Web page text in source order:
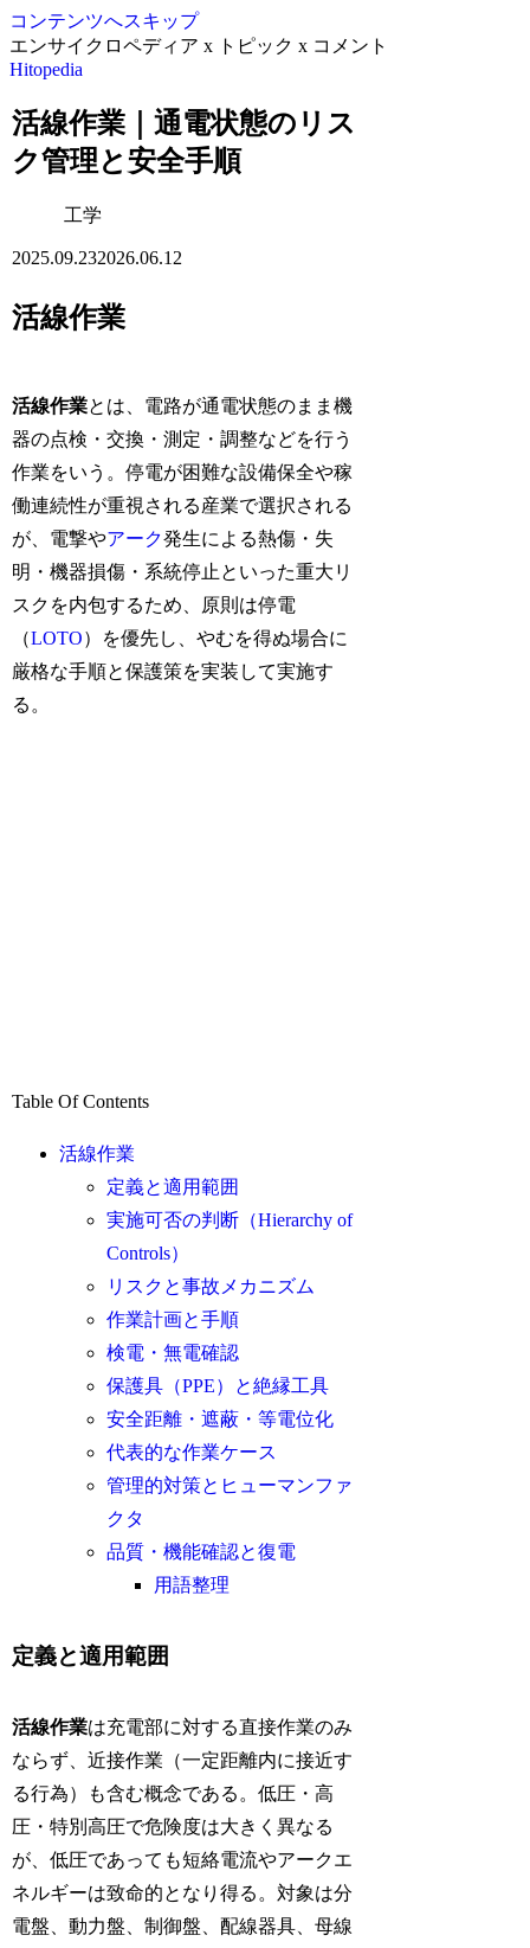
コンテンツへスキップ
エンサイクロペディア x トピック x コメント
Hitopedia
活線作業｜通電状態のリス
ク管理と安全手順
工学
2025.09.232026.06.12
活線作業
活線作業とは、電路が通電状態のまま機
器の点検・交換・測定・調整などを行う
作業をいう。停電が困難な設備保全や稼
働連続性が重視される産業で選択される
が、電撃やアーク発生による熱傷・失
明・機器損傷・系統停止といった重大リ
スクを内包するため、原則は停電
（LOTO）を優先し、やむを得ぬ場合に
厳格な手順と保護策を実装して実施す
る。
Table Of Contents
活線作業
定義と適用範囲
実施可否の判断（Hierarchy of
Controls）
リスクと事故メカニズム
作業計画と手順
検電・無電確認
保護具（PPE）と絶縁工具
安全距離・遮蔽・等電位化
代表的な作業ケース
管理的対策とヒューマンファ
クタ
品質・機能確認と復電
用語整理
定義と適用範囲
活線作業は充電部に対する直接作業のみ
ならず、近接作業（一定距離内に接近す
る行為）も含む概念である。低圧・高
圧・特別高圧で危険度は大きく異なる
が、低圧であっても短絡電流やアークエ
ネルギーは致命的となり得る。対象は分
電盤、動力盤、制御盤、配線器具、母線